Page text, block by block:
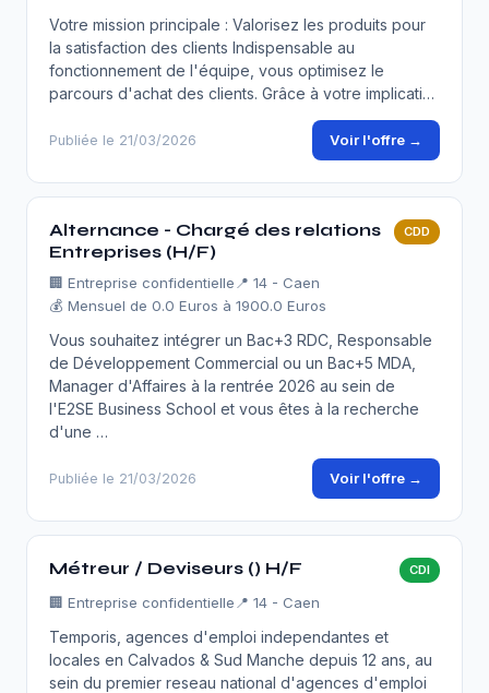
Votre mission principale : Valorisez les produits pour
la satisfaction des clients Indispensable au
fonctionnement de l'équipe, vous optimisez le
parcours d'achat des clients. Grâce à votre implicati…
Publiée le 21/03/2026 Voir l'offre →
Alternance - Chargé des relations
Entreprises (H/F)
CDD
🏢 Entreprise confidentielle 📍 14 - Caen
💰 Mensuel de 0.0 Euros à 1900.0 Euros
Vous souhaitez intégrer un Bac+3 RDC, Responsable
de Développement Commercial ou un Bac+5 MDA,
Manager d'Affaires à la rentrée 2026 au sein de
l'E2SE Business School et vous êtes à la recherche
d'une …
Publiée le 21/03/2026 Voir l'offre →
Métreur / Deviseurs () H/F CDI
🏢 Entreprise confidentielle 📍 14 - Caen
Temporis, agences d'emploi independantes et
locales en Calvados & Sud Manche depuis 12 ans, au
sein du premier reseau national d'agences d'emploi